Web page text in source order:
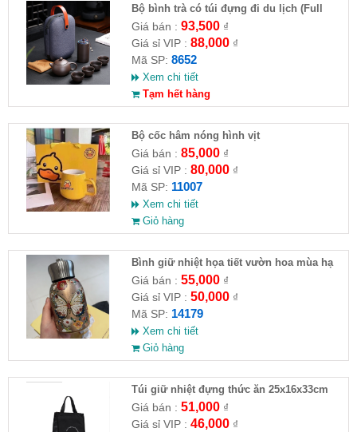
Bộ bình trà có túi đựng đi du lịch (Full
VAT )
Giá bán : 93,500₫
Giá sỉ VIP : 88,000₫
Mã SP: 8652
Xem chi tiết
Tạm hết hàng
Bộ cốc hâm nóng hình vịt
Giá bán : 85,000₫
Giá sỉ VIP : 80,000₫
Mã SP: 11007
Xem chi tiết
Giỏ hàng
Bình giữ nhiệt họa tiết vườn hoa mùa hạ
Giá bán : 55,000₫
Giá sỉ VIP : 50,000₫
Mã SP: 14179
Xem chi tiết
Giỏ hàng
Túi giữ nhiệt đựng thức ăn 25x16x33cm
Giá bán : 51,000₫
Giá sỉ VIP : 46,000₫